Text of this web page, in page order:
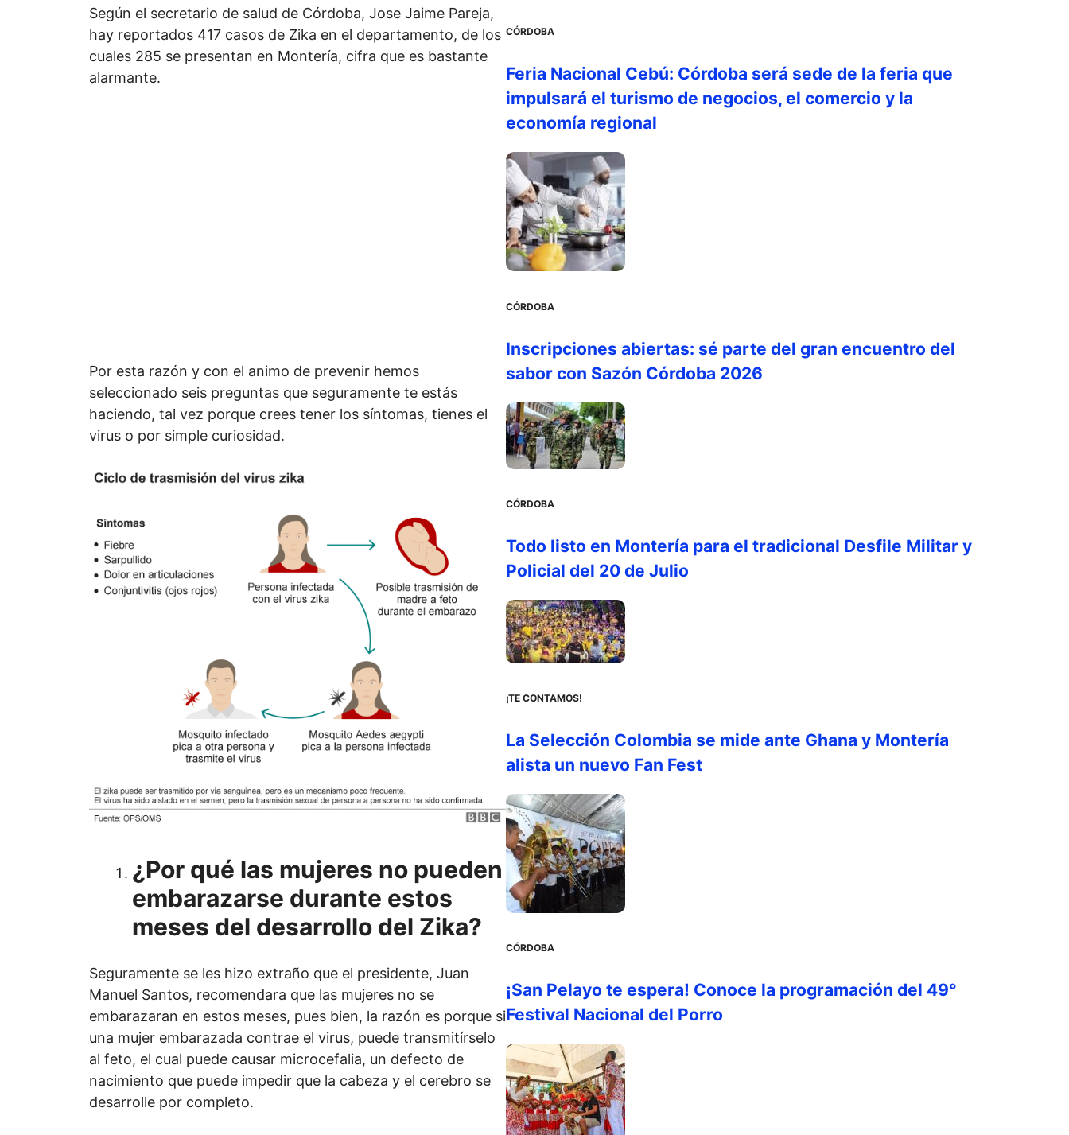
Según el secretario de salud de Córdoba, Jose Jaime Pareja,
hay reportados 417 casos de Zika en el departamento, de los
cuales 285 se presentan en Montería, cifra que es bastante
alarmante.
Por esta razón y con el animo de prevenir hemos
seleccionado seis preguntas que seguramente te estás
haciendo, tal vez porque crees tener los síntomas, tienes el
virus o por simple curiosidad.
¿Por qué las mujeres no pueden
embarazarse durante estos
meses del desarrollo del Zika?
Seguramente se les hizo extraño que el presidente, Juan
Manuel Santos, recomendara que las mujeres no se
embarazaran en estos meses, pues bien, la razón es porque si
una mujer embarazada contrae el virus, puede transmitírselo
al feto, el cual puede causar microcefalia, un defecto de
nacimiento que puede impedir que la cabeza y el cerebro se
desarrolle por completo.
CÓRDOBA
Feria Nacional Cebú: Córdoba será sede de la feria que
impulsará el turismo de negocios, el comercio y la
economía regional
CÓRDOBA
Inscripciones abiertas: sé parte del gran encuentro del
sabor con Sazón Córdoba 2026
CÓRDOBA
Todo listo en Montería para el tradicional Desfile Militar y
Policial del 20 de Julio
¡TE CONTAMOS!
La Selección Colombia se mide ante Ghana y Montería
alista un nuevo Fan Fest
CÓRDOBA
¡San Pelayo te espera! Conoce la programación del 49°
Festival Nacional del Porro